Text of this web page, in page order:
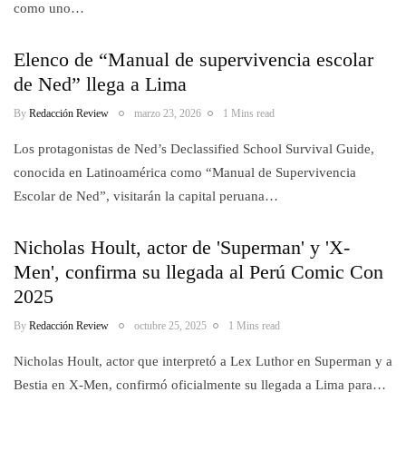
como uno…
Elenco de “Manual de supervivencia escolar
de Ned” llega a Lima
By Redacción Review marzo 23, 2026 1 Mins read
Los protagonistas de Ned’s Declassified School Survival Guide,
conocida en Latinoamérica como “Manual de Supervivencia
Escolar de Ned”, visitarán la capital peruana…
Nicholas Hoult, actor de 'Superman' y 'X-
Men', confirma su llegada al Perú Comic Con
2025
By Redacción Review octubre 25, 2025 1 Mins read
Nicholas Hoult, actor que interpretó a Lex Luthor en Superman y a
Bestia en X-Men, confirmó oficialmente su llegada a Lima para…